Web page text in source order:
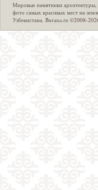
Мировые памятники архитектуры
фото самых красивых мест на
Узбекистана Burana.ru ©2008-